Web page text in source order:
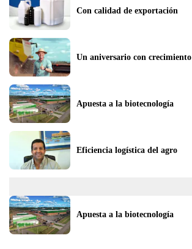
Con calidad de exportación
Un aniversario con crecimiento
Apuesta a la biotecnología
Eficiencia logística del agro
Apuesta a la biotecnología